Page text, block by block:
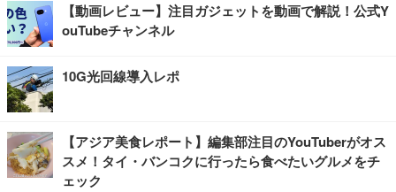
【動画レビュー】注目ガジェットを動画で解説！公式Y
ouTubeチャンネル
10G光回線導入レポ
【アジア美食レポート】編集部注目のYouTuberがオス
スメ！タイ・バンコクに行ったら食べたいグルメをチ
ェック